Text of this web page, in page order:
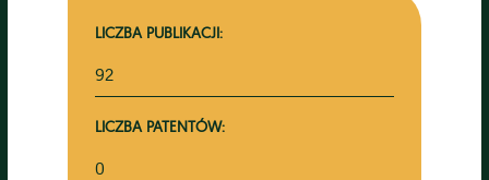
LICZBA PUBLIKACJI:
92
LICZBA PATENTÓW:
0